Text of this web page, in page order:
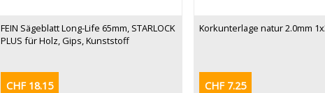
FEIN Sägeblatt Long-Life 65mm, STARLOCK
PLUS für Holz, Gips, Kunststoff
CHF 18.15
Korkunterlage natur 2.0mm
CHF 7.25